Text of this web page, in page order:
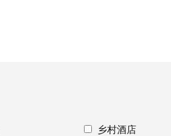
乡村酒店